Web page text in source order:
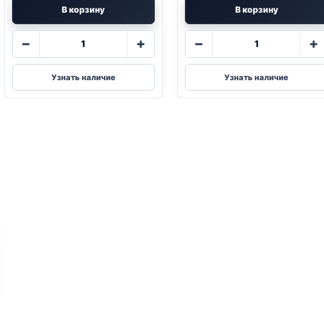
В корзину
−
товара
Blitz
(СТЕРИЛ.,
КЛЮКВА)
+
Узнать наличие
В корзину
−
товара
Blitz
(КУРИЦА,
85г
+
Узнать наличие
Бесплатно
Вес свыше 20 кг
30 000₸